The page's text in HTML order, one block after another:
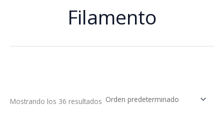
Filamento
Mostrando los 36 resultados